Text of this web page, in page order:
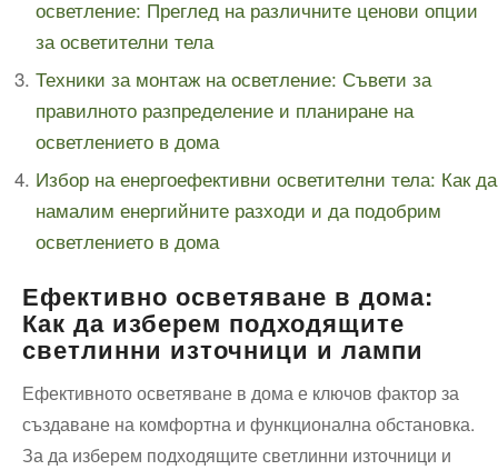
осветление: Преглед на различните ценови опции
за осветителни тела
Техники за монтаж на осветление: Съвети за
правилното разпределение и планиране на
осветлението в дома
Избор на енергоефективни осветителни тела: Как да
намалим енергийните разходи и да подобрим
осветлението в дома
Ефективно осветяване в дома:
Как да изберем подходящите
светлинни източници и лампи
Ефективното осветяване в дома е ключов фактор за
създаване на комфортна и функционална обстановка.
За да изберем подходящите светлинни източници и